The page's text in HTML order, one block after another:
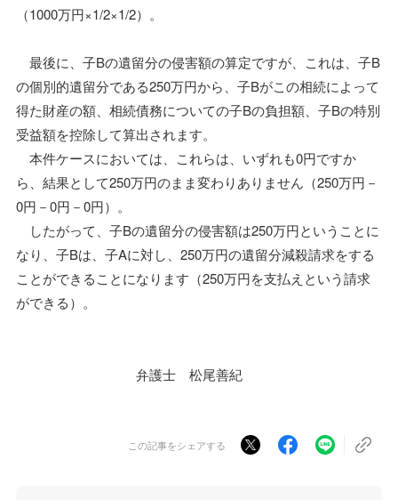
（1000万円×1/2×1/2）。
最後に、子Bの遺留分の侵害額の算定ですが、これは、子B
の個別的遺留分である250万円から、子Bがこの相続によって
得た財産の額、相続債務についての子Bの負担額、子Bの特別
受益額を控除して算出されます。
本件ケースにおいては、これらは、いずれも0円ですか
ら、結果として250万円のまま変わりありません（250万円－
0円－0円－0円）。
したがって、子Bの遺留分の侵害額は250万円ということに
なり、子Bは、子Aに対し、250万円の遺留分減殺請求をする
ことができることになります（250万円を支払えという請求
ができる）。
弁護士 松尾善紀
この記事をシェアする